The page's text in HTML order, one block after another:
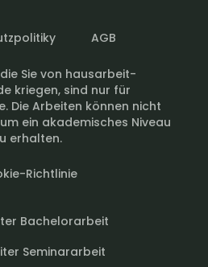
AGB
Sie von hausarbeit-
kriegen, sind nur für
Die Arbeiten können nicht
ein akademisches Niveau
erhalten.
Richtlinie
Bachelorarbeit
Seminararbeit